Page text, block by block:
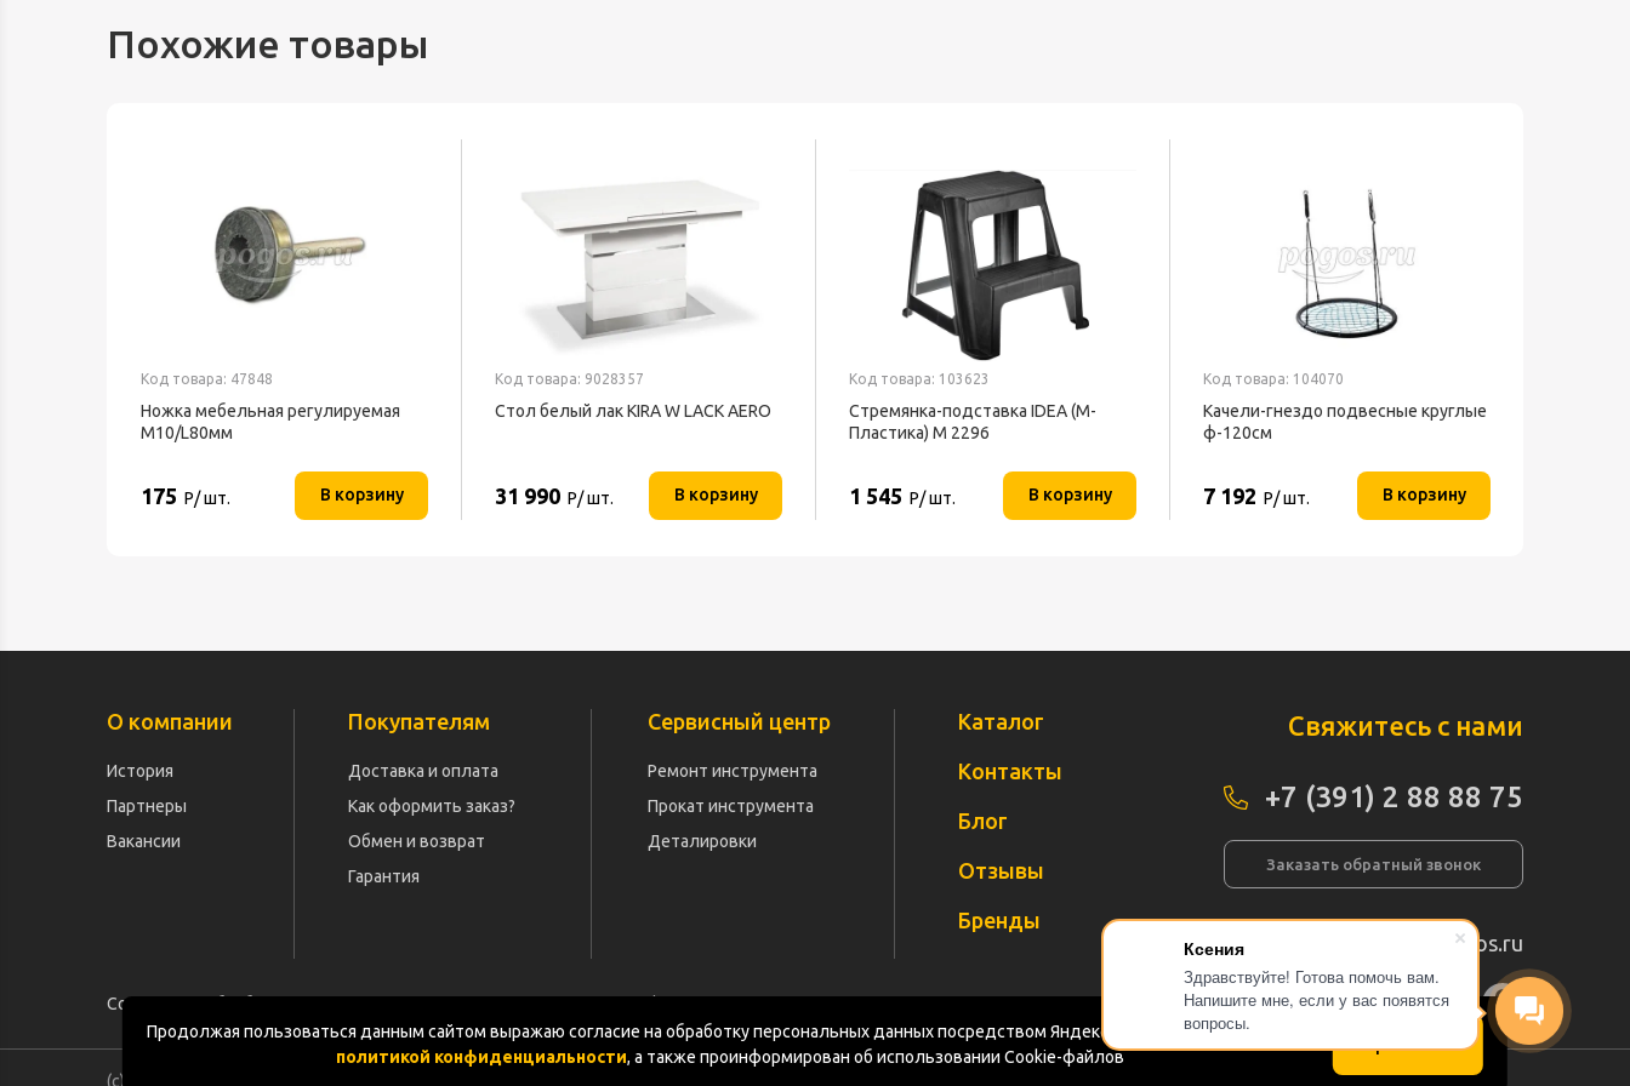
Ксения
Здравствуйте! Готова помочь вам.
Напишите мне, если у вас появятся
вопросы.
Похожие товары
Код товара: 47848
Ножка мебельная регулируемая
М10/L80мм
175 Р/ шт. В корзину
Код товара: 9028357
Стол белый лак KIRA W LACK AERO
31 990 Р/ шт. В корзину
Код товара: 103623
Стремянка-подставка IDEA (М-
Пластика) М 2296
1 545 Р/ шт. В корзину
Код товара: 104070
Качели-гнездо подвесные круглые
ф-120см
7 192 Р/ шт. В корзину
Продолжая пользоваться данным сайтом выражаю согласие на обработку персональных данных посредством Яндекс.Метрика в соответствии
политикой конфиденциальности, а также проинформирован об использовании Cookie-файлов
Принимаю
О компании
История
Партнеры
Вакансии
Покупателям
Доставка и оплата
Как оформить заказ?
Обмен и возврат
Гарантия
Сервисный центр
Ремонт инструмента
Прокат инструмента
Деталировки
Каталог
Контакты
Блог
Отзывы
Бренды
Свяжитесь с нами
+7 (391) 2 88 88 75
Заказать обратный звонок
info@pogos.ru
Согласие на обработку персональных данных Политика конфиденциальности Документация Карта сайта
(с) «POGOS.ru» 2010-2026 (ИП Чивчян М.Р.)